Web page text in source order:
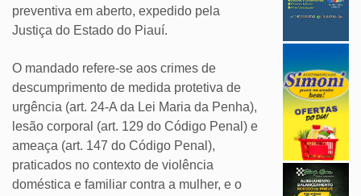
preventiva em aberto, expedido pela
Justiça do Estado do Piauí.
O mandado refere-se aos crimes de
descumprimento de medida protetiva de
urgência (art. 24-A da Lei Maria da Penha),
lesão corporal (art. 129 do Código Penal) e
ameaça (art. 147 do Código Penal),
praticados no contexto de violência
doméstica e familiar contra a mulher, e o